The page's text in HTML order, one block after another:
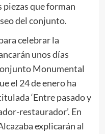
piezas que forman
del conjunto.
celebrar la
unos días
Monumental
el 24 de enero ha
‘Entre pasado y
restaurador’. En
explicarán al